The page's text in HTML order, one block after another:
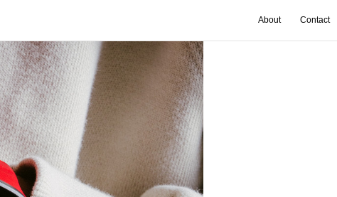
About Contact